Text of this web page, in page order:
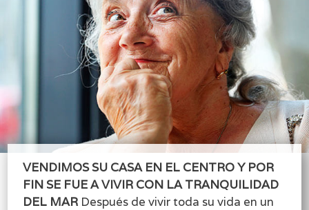
VENDIMOS SU CASA EN EL CENTRO Y POR
FIN SE FUE A VIVIR CON LA TRANQUILIDAD
DEL MAR Después de vivir toda su vida en un